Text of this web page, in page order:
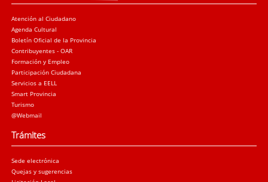
Atención al Ciudadano
Agenda Cultural
Boletín Oficial de la Provincia
Contribuyentes - OAR
Formación y Empleo
Participación Ciudadana
Servicios a EELL
Smart Provincia
Turismo
@Webmail
Trámites
Sede electrónica
Quejas y sugerencias